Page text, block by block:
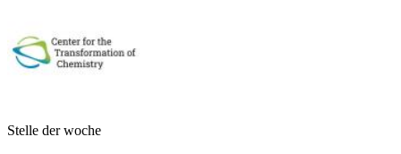
Stelle der woche